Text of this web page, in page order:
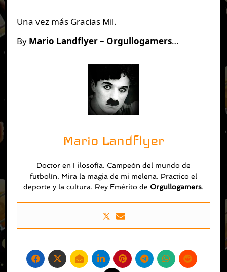
Una vez más Gracias Mil.
By Mario Landflyer– Orgullogamers…
Mario Landflyer
Doctor en Filosofía. Campeón del mundo de
futbolín. Mira la magia de mi melena. Practico el
deporte y la cultura. Rey Emérito de Orgullogamers.